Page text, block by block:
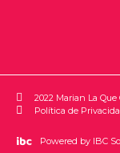
2022 Marian La Que
Política de
Powered by IBC